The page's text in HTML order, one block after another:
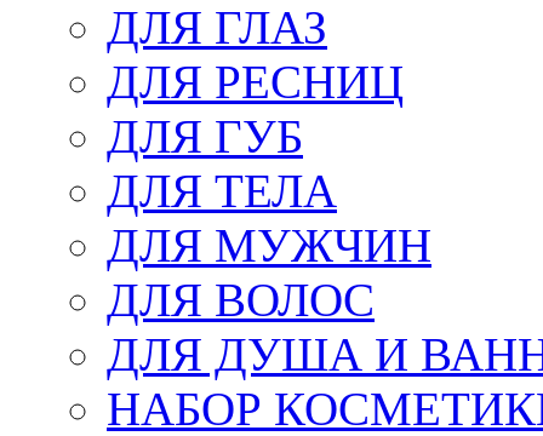
ДЛЯ ГЛАЗ
ДЛЯ РЕСНИЦ
ДЛЯ ГУБ
ДЛЯ ТЕЛА
ДЛЯ МУЖЧИН
ДЛЯ ВОЛОС
ДЛЯ ДУША И
НАБОР